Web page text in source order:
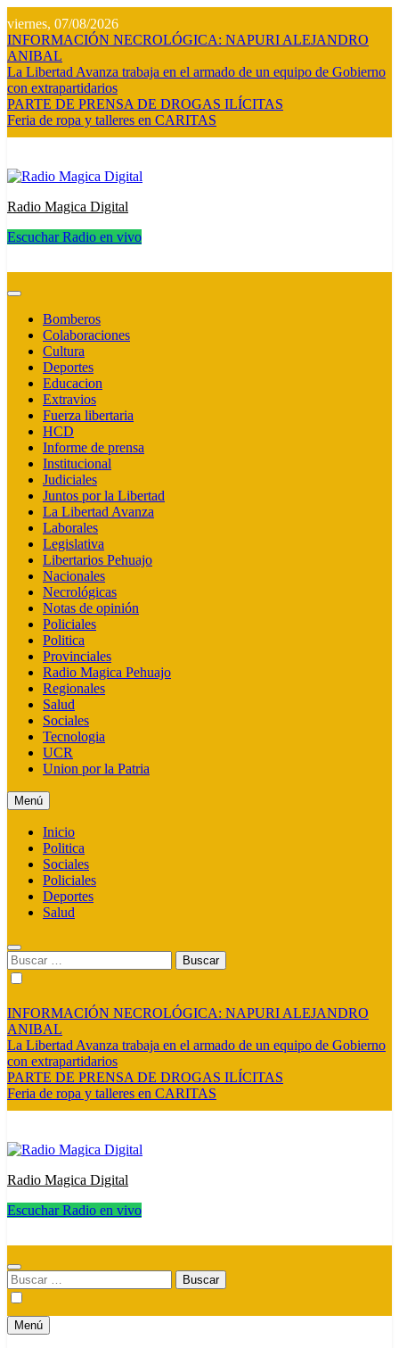
al
contenido
viernes, 07/08/2026
INFORMACIÓN NECROLÓGICA: NAPURI ALEJANDRO
ANIBAL
La Libertad Avanza trabaja en el armado de un equipo de Gobierno
con extrapartidarios
PARTE DE PRENSA DE DROGAS ILÍCITAS
Feria de ropa y talleres en CARITAS
Radio Magica Digital
Escuchar Radio en vivo
Bomberos
Colaboraciones
Cultura
Deportes
Educacion
Extravios
Fuerza libertaria
HCD
Informe de prensa
Institucional
Judiciales
Juntos por la Libertad
La Libertad Avanza
Laborales
Legislativa
Libertarios Pehuajo
Nacionales
Necrológicas
Notas de opinión
Policiales
Politica
Provinciales
Radio Magica Pehuajo
Regionales
Salud
Sociales
Tecnologia
UCR
Union por la Patria
Menú
Inicio
Politica
Sociales
Policiales
Deportes
Salud
Buscar:
INFORMACIÓN NECROLÓGICA: NAPURI ALEJANDRO
ANIBAL
La Libertad Avanza trabaja en el armado de un equipo de Gobierno
con extrapartidarios
PARTE DE PRENSA DE DROGAS ILÍCITAS
Feria de ropa y talleres en CARITAS
Radio Magica Digital
Escuchar Radio en vivo
Buscar:
Menú